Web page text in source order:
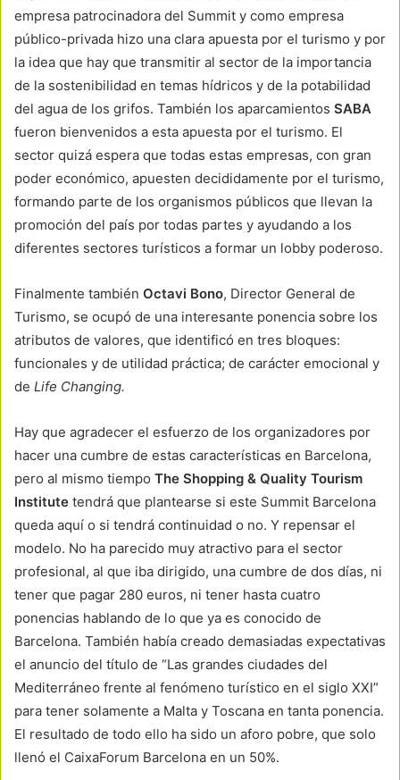
empresa patrocinadora del Summit y como empresa
público-privada hizo una clara apuesta por el turismo y por
la idea que hay que transmitir al sector de la importancia
de la sostenibilidad en temas hídricos y de la potabilidad
del agua de los grifos. También los aparcamientos SABA
fueron bienvenidos a esta apuesta por el turismo. El
sector quizá espera que todas estas empresas, con gran
poder económico, apuesten decididamente por el turismo,
formando parte de los organismos públicos que llevan la
promoción del país por todas partes y ayudando a los
diferentes sectores turísticos a formar un lobby poderoso.
Finalmente también Octavi Bono, Director General de
Turismo, se ocupó de una interesante ponencia sobre los
atributos de valores, que identificó en tres bloques:
funcionales y de utilidad práctica; de carácter emocional y
de Life Changing.
Hay que agradecer el esfuerzo de los organizadores por
hacer una cumbre de estas características en Barcelona,
pero al mismo tiempo The Shopping & Quality Tourism
Institute tendrá que plantearse si este Summit Barcelona
queda aquí o si tendrá continuidad o no. Y repensar el
modelo. No ha parecido muy atractivo para el sector
profesional, al que iba dirigido, una cumbre de dos días, ni
tener que pagar 280 euros, ni tener hasta cuatro
ponencias hablando de lo que ya es conocido de
Barcelona. También había creado demasiadas expectativas
el anuncio del título de “Las grandes ciudades del
Mediterráneo frente al fenómeno turístico en el siglo XXI”
para tener solamente a Malta y Toscana en tanta ponencia.
El resultado de todo ello ha sido un aforo pobre, que solo
llenó el CaixaForum Barcelona en un 50%.